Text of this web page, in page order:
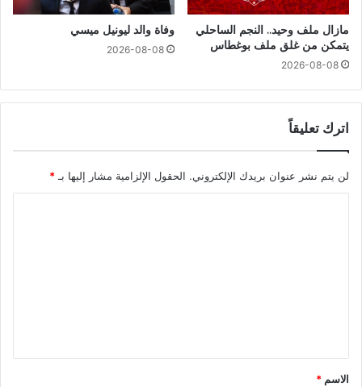
مازال ملف وحيد.. النجم الساحلي
يتمكن من غلق ملف بوغطاس
2026-08-08
وفاة والد ليونيل ميسي
2026-08-08
اترك تعليقاً
لن يتم نشر عنوان بريدك الإلكتروني. الحقول الإلزامية مشار إليها بـ*
*
الاسم *